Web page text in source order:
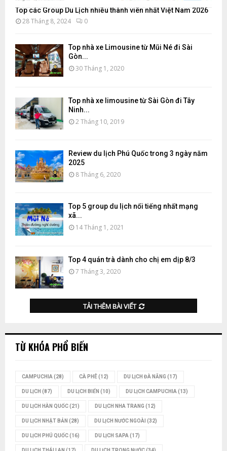
Top các Group Du Lịch nhiều thành viên nhất Việt Nam 2026
28 Tháng 8, 2024 0
Top nhà xe Limousine từ Mũi Né đi Sài
Gòn...
30 Tháng 1, 2020
Top nhà xe limousine từ Sài Gòn đi Tây
Ninh...
2 Tháng 10, 2019
Review du lịch Phú Quốc trong 3 ngày năm
2025
8 Tháng 6, 2020
Top 5 group du lịch nổi tiếng nhất mạng
xã...
14 Tháng 1, 2021
Top 4 quán trà dành cho chị em dịp 8/3
7 Tháng 3, 2020
TẢI THÊM BÀI VIẾT
TỪ KHÓA PHỔ BIẾN
CAMPUCHIA (28) CÀ PHÊ(12) DU LỊCH ĐÀ NẴNG (17)
DU LỊCH (87) DU LỊCH BIỂN (10) DU LỊCH CAMPUCHIA (13)
DU LỊCH HÀN QUỐC(21) DU LỊCH NHA TRANG (12)
DU LỊCH NHẬT BẢN (28) DU LỊCH NƯỚC NGOÀI (32)
DU LỊCH PHÚ QUỐC(16) DU LỊCH SAPA (17)